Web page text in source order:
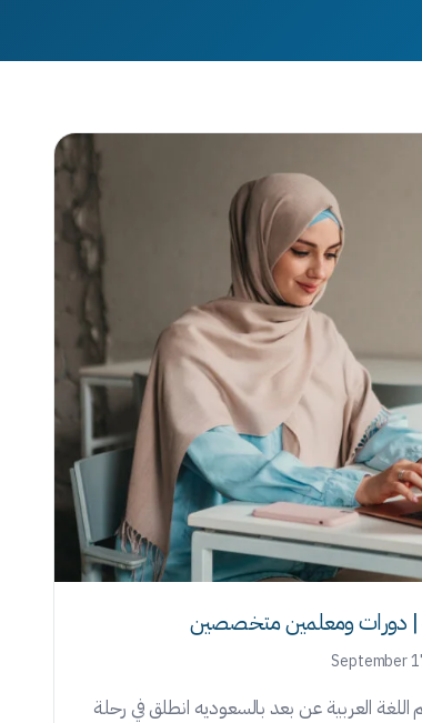
| دورات ومعلمين متخصصين
September
اللغة العربية عن بعد بالسعوديه انطلق في رحلة